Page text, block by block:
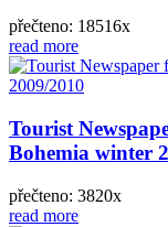
přečteno: 18516x
read more
Tourist
Bohemia winter
přečteno: 3820x
read more